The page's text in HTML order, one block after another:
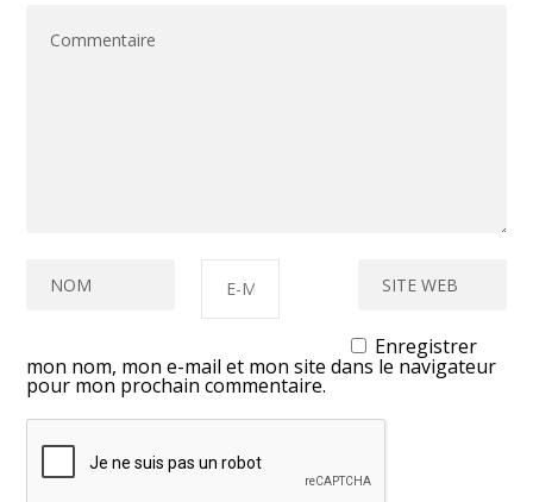
Enregistrer
mon nom, mon e-mail et mon site dans le navigateur
pour mon prochain commentaire.